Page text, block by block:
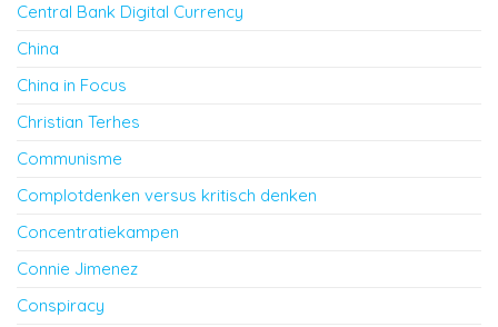
Central Bank Digital Currency
China
China in Focus
Christian Terhes
Communisme
Complotdenken versus kritisch denken
Concentratiekampen
Connie Jimenez
Conspiracy